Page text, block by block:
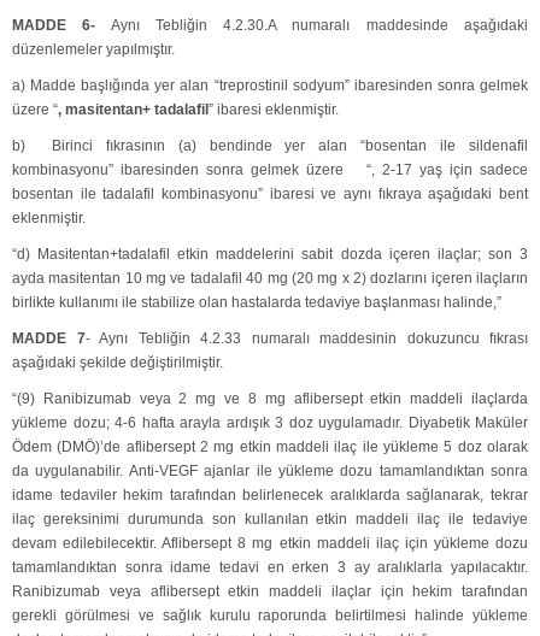
MADDE 6- Aynı Tebliğin 4.2.30.A numaralı maddesinde aşağıdaki
düzenlemeler yapılmıştır.
a) Madde başlığında yer alan “treprostinil sodyum” ibaresinden sonra gelmek
üzere “, masitentan+ tadalafil ” ibaresi eklenmiştir.
b) Birinci fıkrasının (a) bendinde yer alan “bosentan ile sildenafil
kombinasyonu” ibaresinden sonra gelmek üzere “, 2-17 yaş için sadece
bosentan ile tadalafil kombinasyonu” ibaresi ve aynı fıkraya aşağıdaki bent
eklenmiştir.
“d) Masitentan+tadalafil etkin maddelerini sabit dozda içeren ilaçlar; son 3
ayda masitentan 10 mg ve tadalafil 40 mg (20 mg x 2) dozlarını içeren ilaçların
birlikte kullanımı ile stabilize olan hastalarda tedaviye başlanması halinde,”
MADDE 7- Aynı Tebliğin 4.2.33 numaralı maddesinin dokuzuncu fıkrası
aşağıdaki şekilde değiştirilmiştir.
“(9) Ranibizumab veya 2 mg ve 8 mg aflibersept etkin maddeli ilaçlarda
yükleme dozu; 4-6 hafta arayla ardışık 3 doz uygulamadır. Diyabetik Maküler
Ödem (DMÖ)’de aflibersept 2 mg etkin maddeli ilaç ile yükleme 5 doz olarak
da uygulanabilir. Anti-VEGF ajanlar ile yükleme dozu tamamlandıktan sonra
idame tedaviler hekim tarafından belirlenecek aralıklarda sağlanarak, tekrar
ilaç gereksinimi durumunda son kullanılan etkin maddeli ilaç ile tedaviye
devam edilebilecektir. Aflibersept 8 mg etkin maddeli ilaç için yükleme dozu
tamamlandıktan sonra idame tedavi en erken 3 ay aralıklarla yapılacaktır.
Ranibizumab veya aflibersept etkin maddeli ilaçlar için hekim tarafından
gerekli görülmesi ve sağlık kurulu raporunda belirtilmesi halinde yükleme